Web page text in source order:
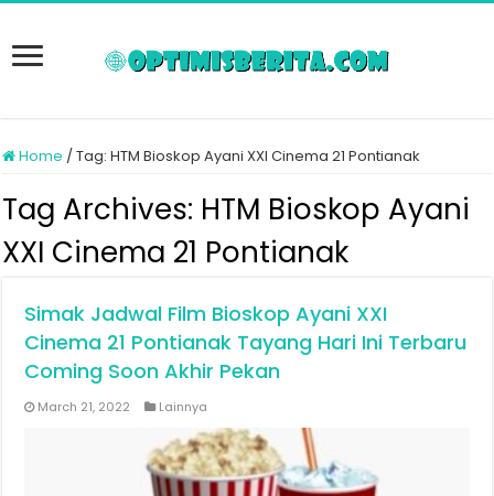
Home /Tag:HTM Bioskop Ayani XXI Cinema 21 Pontianak
Tag Archives: HTM Bioskop Ayani
XXI Cinema 21 Pontianak
Simak Jadwal Film Bioskop Ayani XXI
Cinema 21 Pontianak Tayang Hari Ini Terbaru
Coming Soon Akhir Pekan
March 21, 2022 Lainnya